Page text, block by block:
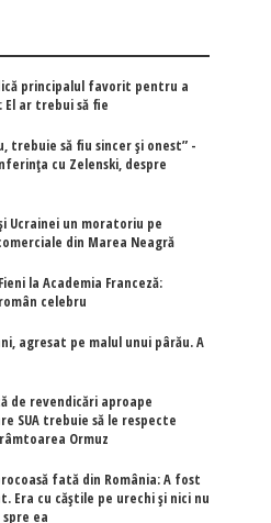
principalul favorit pentru a
ar trebui să fie
trebuie să fiu sincer și onest” -
cu Zelenski, despre
Ucrainei un moratoriu pe
din Marea Neagră
la Academia Franceză:
celebru
agresat pe malul unui pârău. A
de revendicări aproape
SUA trebuie să le respecte
Ormuz
fată din România: A fost
Era cu căștile pe urechi și nici nu
ea